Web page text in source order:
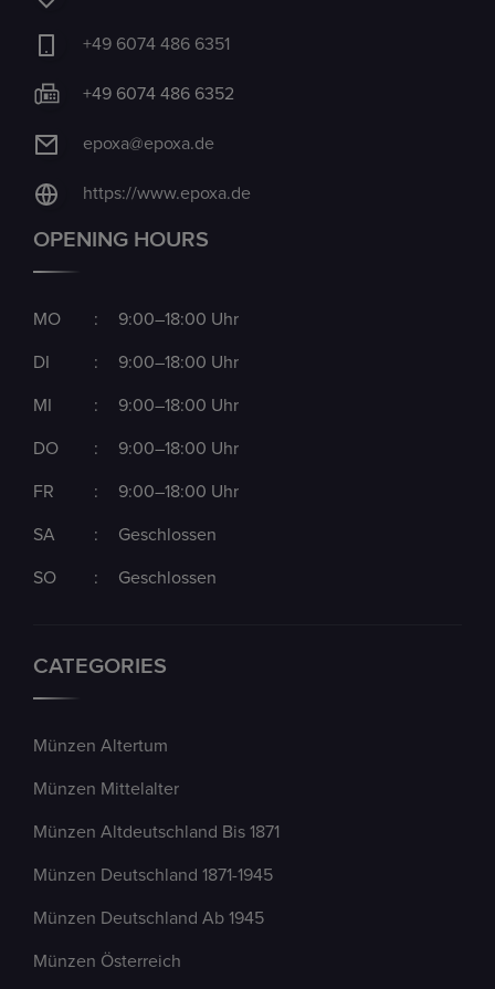
+49 6074 486 6351
+49 6074 486 6352
epoxa@epoxa.de
https://www.epoxa.de
OPENING HOURS
MO : 9:00–18:00 Uhr
DI : 9:00–18:00 Uhr
MI : 9:00–18:00 Uhr
DO : 9:00–18:00 Uhr
FR : 9:00–18:00 Uhr
SA : Geschlossen
SO : Geschlossen
CATEGORIES
Münzen Altertum
Münzen Mittelalter
Münzen Altdeutschland Bis 1871
Münzen Deutschland 1871-1945
Münzen Deutschland Ab 1945
Münzen Österreich